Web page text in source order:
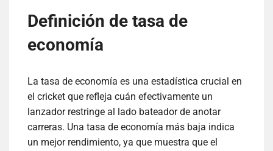
Definición de tasa de
economía
La tasa de economía es una estadística crucial en
el cricket que refleja cuán efectivamente un
lanzador restringe al lado bateador de anotar
carreras. Una tasa de economía más baja indica
un mejor rendimiento, ya que muestra que el